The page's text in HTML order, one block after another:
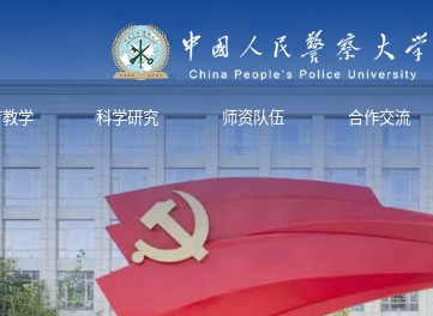
学 科学研究 师资队伍 合作交流